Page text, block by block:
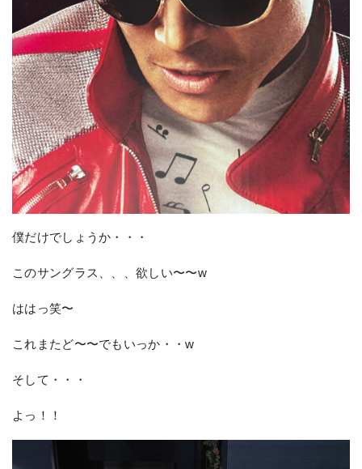
僕だけでしょうか・・・
このサングラス、、、欲しい〜〜w
ははっ笑〜
これまたど〜〜でもいっか・・w
そして・・・
よっ！！